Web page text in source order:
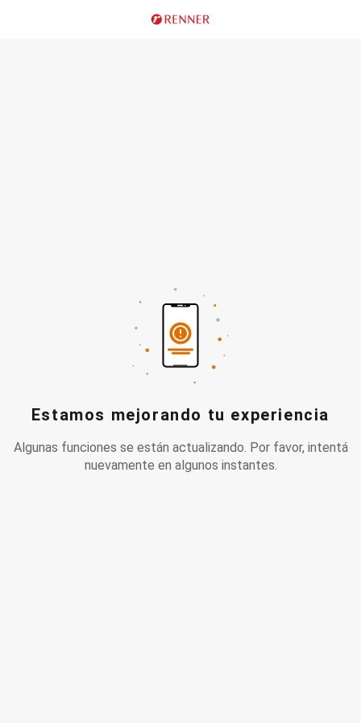
Estamos mejorando tu experiencia
Algunas funciones se están actualizando. Por favor, intentá
nuevamente en algunos instantes.